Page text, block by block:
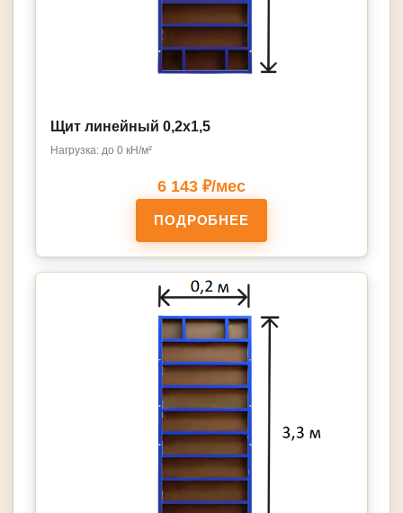
Щит линейный 0,2х1,5
Нагрузка: до 0 кН/м²
6 143 ₽/мес
ПОДРОБНЕЕ